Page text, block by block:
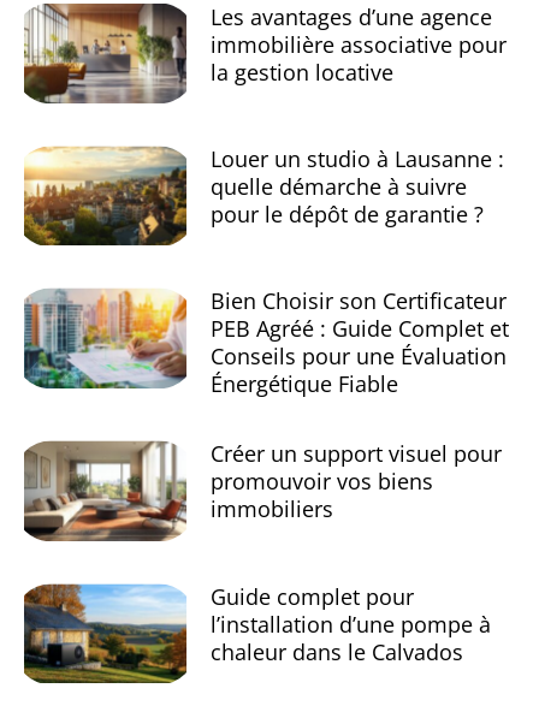
Les avantages d’une agence
immobilière associative pour
la gestion locative
Louer un studio à Lausanne :
quelle démarche à suivre
pour le dépôt de garantie ?
Bien Choisir son Certificateur
PEB Agréé : Guide Complet et
Conseils pour une Évaluation
Énergétique Fiable
Créer un support visuel pour
promouvoir vos biens
immobiliers
Guide complet pour
l’installation d’une pompe à
chaleur dans le Calvados